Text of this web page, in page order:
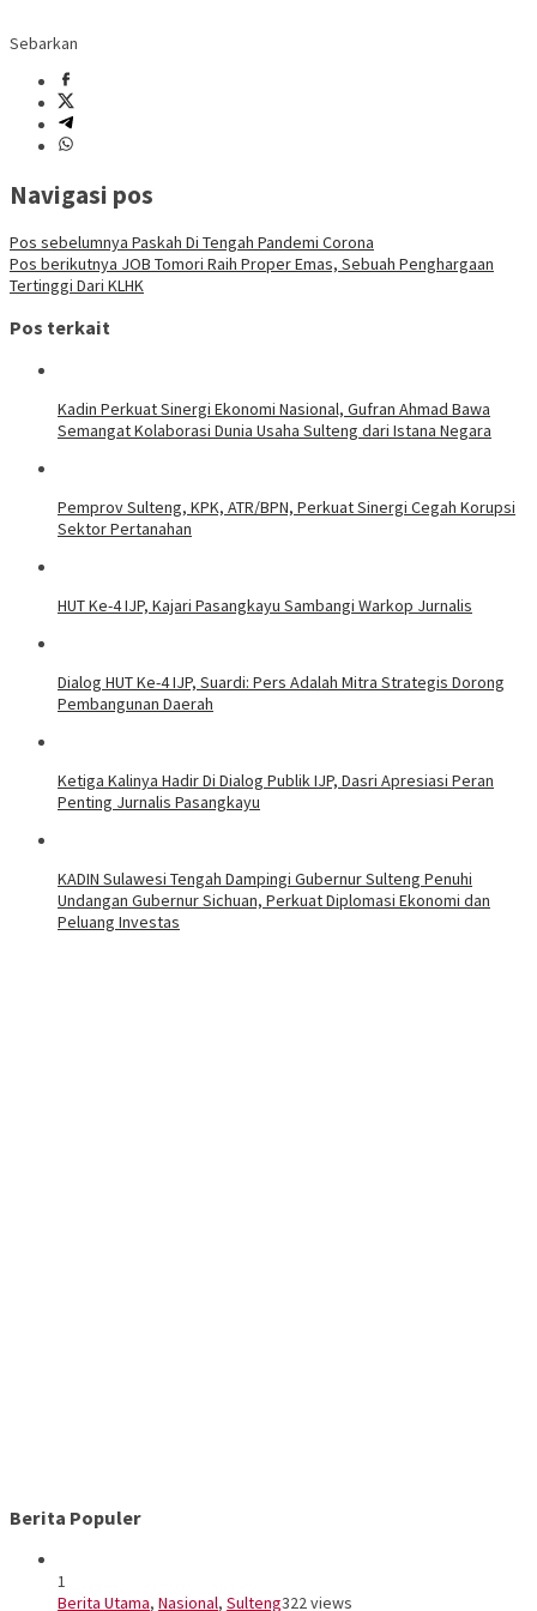
Sebarkan
Navigasi pos
Pos sebelumnya Paskah Di Tengah Pandemi Corona
Pos berikutnya JOB Tomori Raih Proper Emas, Sebuah Penghargaan
Tertinggi Dari KLHK
Pos terkait
Kadin Perkuat Sinergi Ekonomi Nasional, Gufran Ahmad Bawa
Semangat Kolaborasi Dunia Usaha Sulteng dari Istana Negara
Pemprov Sulteng, KPK, ATR/BPN, Perkuat Sinergi Cegah Korupsi
Sektor Pertanahan
HUT Ke-4 IJP, Kajari Pasangkayu Sambangi Warkop Jurnalis
Dialog HUT Ke-4 IJP, Suardi: Pers Adalah Mitra Strategis Dorong
Pembangunan Daerah
Ketiga Kalinya Hadir Di Dialog Publik IJP, Dasri Apresiasi Peran
Penting Jurnalis Pasangkayu
KADIN Sulawesi Tengah Dampingi Gubernur Sulteng Penuhi
Undangan Gubernur Sichuan, Perkuat Diplomasi Ekonomi dan
Peluang Investas
Berita Populer
1
Berita Utama, Nasional, Sulteng322 views